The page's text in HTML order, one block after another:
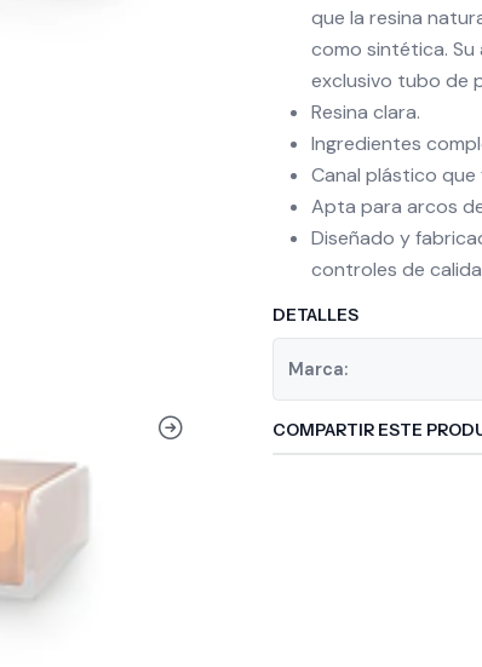
que la resina
como sintética.
exclusivo tubo de
Resina clara.
Ingredientes
Canal plástico que
Apta para arcos
Diseñado y
controles de
DETALLES
Marca:
COMPARTIR ESTE